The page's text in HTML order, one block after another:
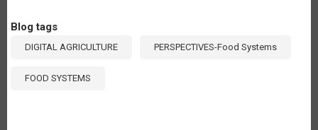
Blog tags
DIGITAL AGRICULTURE PERSPECTIVES-Food Systems
FOOD SYSTEMS